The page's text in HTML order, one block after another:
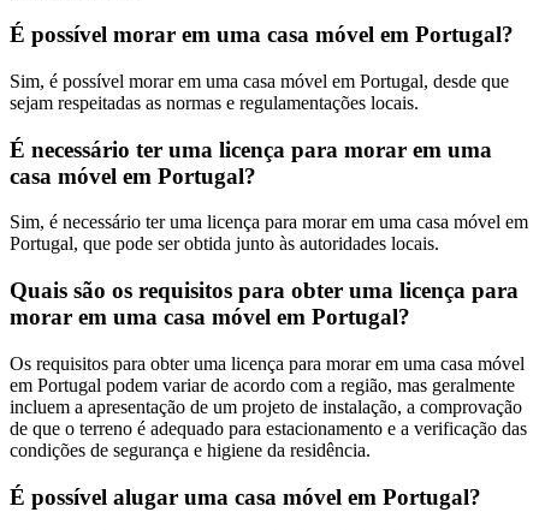
É possível morar em uma casa móvel em Portugal?
Sim, é possível morar em uma casa móvel em Portugal, desde que
sejam respeitadas as normas e regulamentações locais.
É necessário ter uma licença para morar em uma
casa móvel em Portugal?
Sim, é necessário ter uma licença para morar em uma casa móvel em
Portugal, que pode ser obtida junto às autoridades locais.
Quais são os requisitos para obter uma licença para
morar em uma casa móvel em Portugal?
Os requisitos para obter uma licença para morar em uma casa móvel
em Portugal podem variar de acordo com a região, mas geralmente
incluem a apresentação de um projeto de instalação, a comprovação
de que o terreno é adequado para estacionamento e a verificação das
condições de segurança e higiene da residência.
É possível alugar uma casa móvel em Portugal?